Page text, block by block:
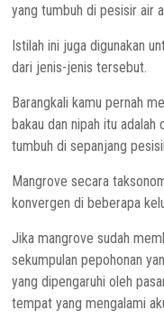
yang tumbuh di pesisir air
Istilah ini juga digunakan
dari jenis-jenis tersebut.
Barangkali kamu pernah
bakau dan nipah itu
tumbuh di sepanjang
Mangrove secara
konvergen di beberapa
Jika mangrove sudah
sekumpulan pepohonan
yang dipengaruhi oleh
tempat yang mengalami